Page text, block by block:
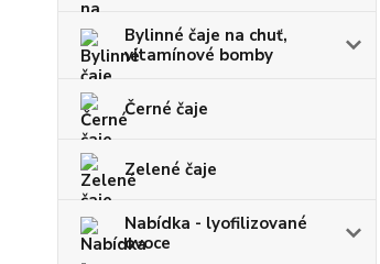
Bylinné čaje na chuť,
vitamínové bomby
Černé čaje
Zelené čaje
Nabídka - lyofilizované
ovoce